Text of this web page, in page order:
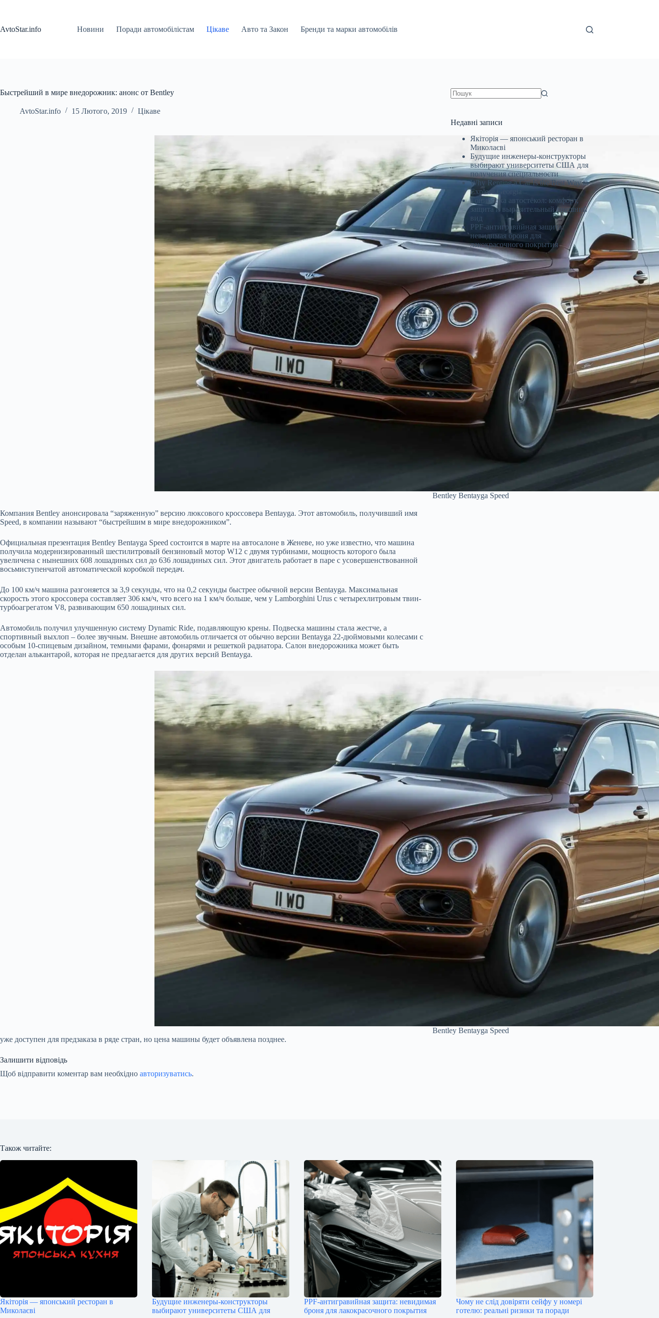
AvtoStar.info
Новини Поради автомобілістам Цікаве Авто та Закон Бренди та марки автомобілів
Быстрейший в мире внедорожник: анонс от Bentley
AvtoStar.info 15 Лютого, 2019 Цікаве
Bentley Bentayga Speed
Компания Bentley анонсировала “заряженную” версию люксового кроссовера Bentaygа. Этот автомобиль, получивший имя
Speed, в компании называют “быстрейшим в мире внедорожником”.
Официальная презентация Bentley Bentayga Speed состоится в марте на автосалоне в Женеве, но уже известно, что машина
получила модернизированный шестилитровый бензиновый мотор W12 с двумя турбинами, мощность которого была
увеличена с нынешних 608 лошадиных сил до 636 лошадиных сил. Этот двигатель работает в паре с усовершенствованной
восьмиступенчатой автоматической коробкой передач.
До 100 км/ч машина разгоняется за 3,9 секунды, что на 0,2 секунды быстрее обычной версии Bentayga. Максимальная
скорость этого кроссовера составляет 306 км/ч, что всего на 1 км/ч больше, чем у Lamborghini Urus с четырехлитровым твин-
турбоагрегатом V8, развивающим 650 лошадиных сил.
Автомобиль получил улучшенную систему Dynamic Ride, подавляющую крены. Подвеска машины стала жестче, а
спортивный выхлоп – более звучным. Внешне автомобиль отличается от обычно версии Bentayga 22-дюймовыми колесами с
особым 10-спицевым дизайном, темными фарами, фонарями и решеткой радиатора. Салон внедорожника может быть
отделан алькантарой, которая не предлагается для других версий Bentayga.
Bentley Bentayga Speed
уже доступен для предзаказа в ряде стран, но цена машины будет объявлена позднее.
Залишити відповідь
Щоб відправити коментар вам необхідно авторизуватись.
Недавні записи
Якіторія — японський ресторан в
Миколаєві
Будущие инженеры‑конструкторы
выбирают университеты США для
получения специальности
Why Renting a Car Is the Best Way to
Explore Georgia
Тонировка автостёкол: комфорт,
защита и выразительный внешний
вид
PPF-антигравийная защита:
невидимая броня для
лакокрасочного покрытия
Також читайте:
Якіторія — японський ресторан в
Миколаєві
Будущие инженеры‑конструкторы
выбирают университеты США для
PPF-антигравийная защита: невидимая
броня для лакокрасочного покрытия
Чому не слід довіряти сейфу у номері
готелю: реальні ризики та поради